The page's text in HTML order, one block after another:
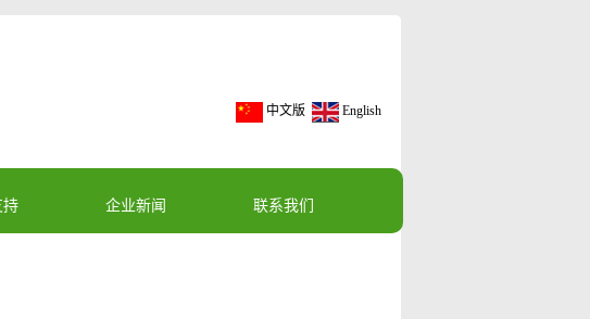
中文版 English
持 企业新闻 联系我们